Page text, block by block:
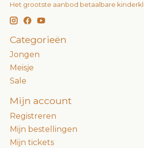
Het grootste aanbod betaalbare
Categorieën
Jongen
Meisje
Sale
Mijn account
Registreren
Mijn bestellingen
Mijn tickets